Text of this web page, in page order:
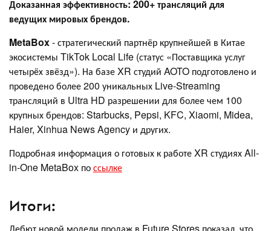
Доказанная эффективность: 200+ трансляций для
ведущих мировых брендов.
MetaBox- стратегический партнёр крупнейшей в Китае
экосистемы TikTok Local Life (статус «Поставщика услуг
четырёх звёзд»). На базе XR студий AOTO подготовлено и
проведено более 200 уникальных Live-Streaming
трансляций в Ultra HD разрешении для более чем 100
крупных брендов: Starbucks, Pepsi, KFC, Xiaomi, Midea,
Haier, Xinhua News Agency и других.
Подробная информация о готовых к работе XR студиях All-
in-One MetaBox поссылке
Итоги: